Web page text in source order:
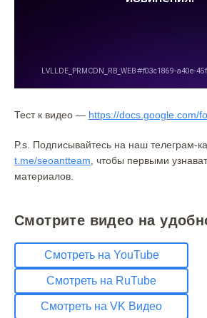
Тест к видео — https://docs.google.com/
P.s. Подписывайтесь на наш телеграм-
t.me/seoantteam , чтобы первыми
материалов.
Смотрите видео на
Смотреть на YouTube
Смотреть на RuTube
Смотреть на VK Видео